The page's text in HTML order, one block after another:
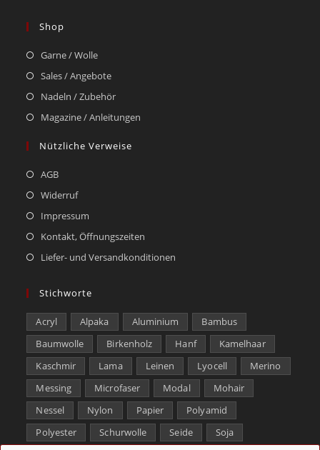
Shop
Garne / Wolle
Sales / Angebote
Nadeln / Zubehör
Magazine / Anleitungen
Nützliche Verweise
AGB
Widerruf
Impressum
Kontakt, Öffnungszeiten
Liefer- und Versandkonditionen
Stichworte
Acryl Alpaka Aluminium
Bambus
Baumwolle
Birkenholz Hanf
Kamelhaar
Kaschmir
Lama Leinen Lyocell
Merino
Messing
Microfaser Modal
Mohair
Nessel
Nylon Papier
Polyamid
Polyester
Schurwolle Seide
Soja